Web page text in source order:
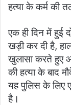
हत्या के कर्म की
एक ही दिन में हुई
खड़ी कर दी है,
खुलासा करते हुए
की हत्या के बाद
यह पुलिस के लिए
है।